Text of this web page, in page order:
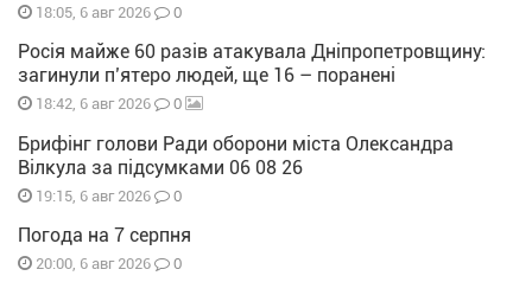
18:05, 6 авг 2026 0
Росія майже 60 разів атакувала Дніпропетровщину:
загинули п’ятеро людей, ще 16 – поранені
18:42, 6 авг 2026 0
Брифінг голови Ради оборони міста Олександра
Вілкула за підсумками 06 08 26
19:15, 6 авг 2026 0
Погода на 7 серпня
20:00, 6 авг 2026 0